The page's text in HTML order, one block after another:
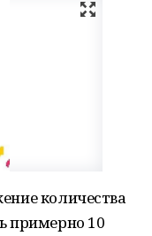
количества
примерно 10